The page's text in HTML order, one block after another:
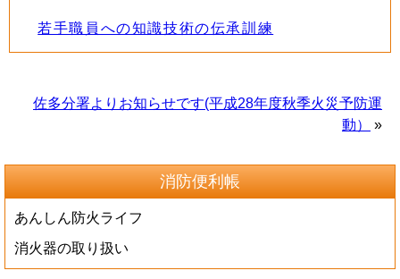
若手職員への知識技術の伝承訓練
佐多分署よりお知らせです(平成28年度秋季火災予防運
動）
»
消防便利帳
あんしん防火ライフ
消火器の取り扱い